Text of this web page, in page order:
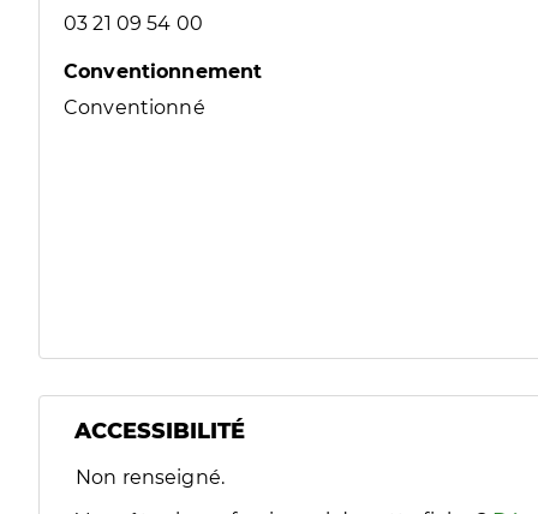
03 21 09 54 00
Conventionnement
Conventionné
ACCESSIBILITÉ
Filtres
Sélectionnez un ou plusieurs handicaps/besoins
Non renseigné.